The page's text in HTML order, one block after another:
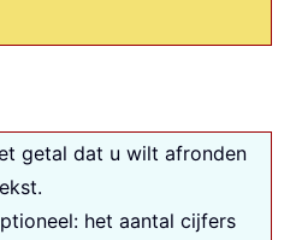
getal dat u wilt afronden
het aantal cijfers